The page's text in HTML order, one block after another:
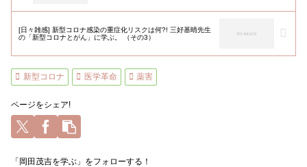
[日々雑感] 新型コロナ感染の重症化リスクは何?! 三好基晴先生
の「新型コロナとがん」に学ぶ。 （その3）
新型コロナ 医学革命 薬害
ページをシェア!
「岡田茂吉を学ぶ」をフォローする！